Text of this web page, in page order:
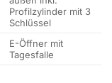
Profilzylinder mit 3
Schlüssel
E-Öffner mit
Tagesfalle